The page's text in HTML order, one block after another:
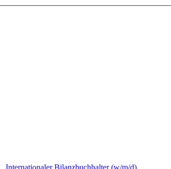
Internationaler Bilanzbuchhalter (w/m/d)